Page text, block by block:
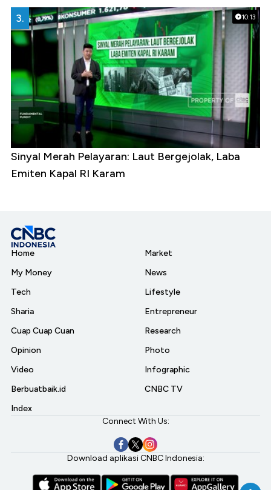
10:13
3.
Sinyal Merah Pelayaran: Laut Bergejolak, Laba
Emiten Kapal RI Karam
Home
My Money
Tech
Sharia
Cuap Cuap Cuan
Opinion
Video
Berbuatbaik.id
Index
Market
News
Lifestyle
Entrepreneur
Research
Photo
Infographic
CNBC TV
Connect With Us:
Download aplikasi CNBC Indonesia: